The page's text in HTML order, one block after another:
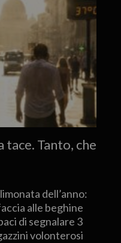
tace. Tanto, che
dell’anno:
alle beghine
di segnalare 3
volonterosi